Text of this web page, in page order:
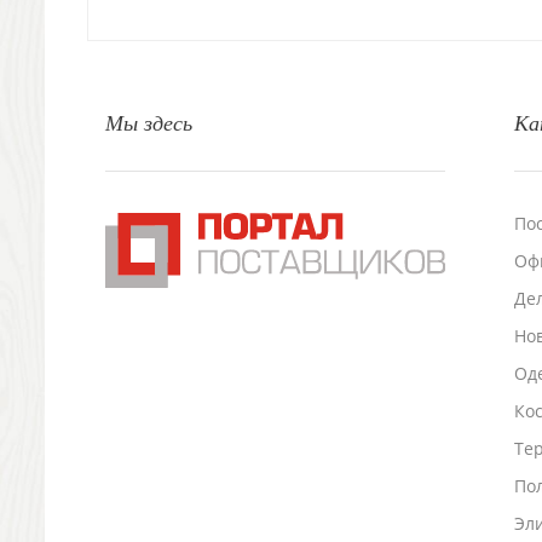
Канцтовары
Промо
Антистрессы
Мы здесь